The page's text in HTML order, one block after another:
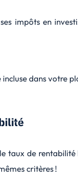
impôts en
dans votre
taux de
critères !